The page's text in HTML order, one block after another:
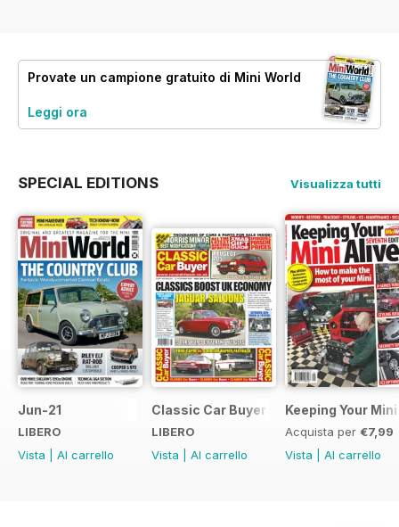
Provate un campione gratuito di Mini World
Leggi ora
SPECIAL EDITIONS Visualizza tutti
Jun-21
LIBERO
Vista
Al carrello
Classic Car Buyer Free Issue
LIBERO
Vista
Al carrello
Keeping Your
Acquista per €7,99
Vista
Al carrello